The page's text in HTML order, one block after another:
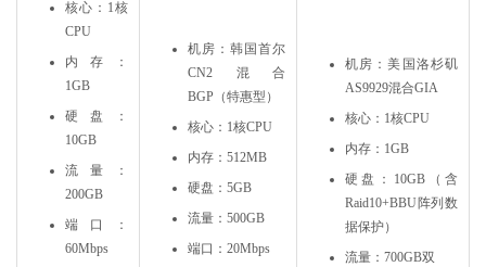
核心：1核
CPU
内存：
1GB
硬盘：
10GB
流量：
200GB
端口：
60Mbps
机房：韩国首尔
CN2混合
BGP（特惠型）
核心：1核CPU
内存：512MB
硬盘：5GB
流量：500GB
端口：20Mbps
机房：美国洛杉矶
AS9929混合GIA
核心：1核CPU
内存：1GB
硬盘：10GB（含
Raid10+BBU阵列数
据保护）
流量：700GB双